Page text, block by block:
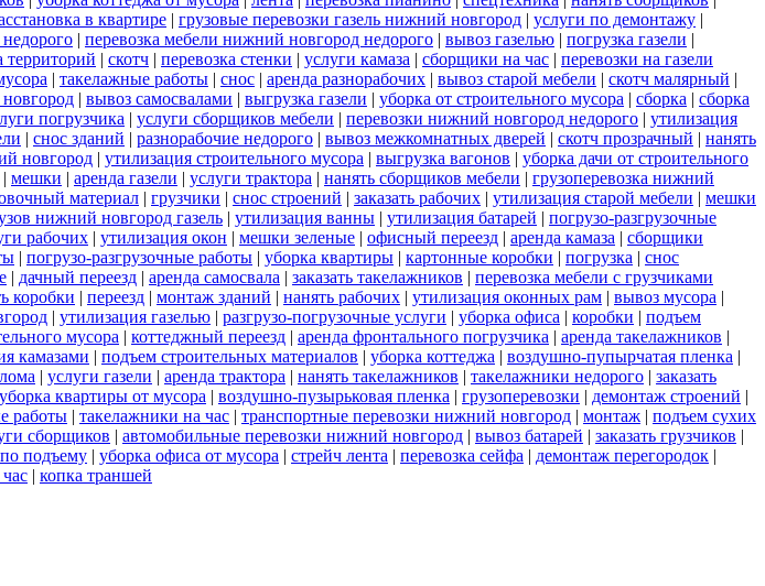
в квартире | грузовые перевозки газель нижний новгород | услуги по демонтажу |
| перевозка мебели нижний новгород недорого | вывоз газелью | погрузка газели |
территорий | скотч | перевозка стенки | услуги камаза | сборщики на час | перевозки на газели
| такелажные работы | снос | аренда разнорабочих | вывоз старой мебели | скотч малярный |
| вывоз самосвалами | выгрузка газели | уборка от строительного мусора | сборка | сборка
погрузчика | услуги сборщиков мебели | перевозки нижний новгород недорого | утилизация
| снос зданий | разнорабочие недорого | вывоз межкомнатных дверей | скотч прозрачный | нанять
новгород | утилизация строительного мусора | выгрузка вагонов | уборка дачи от строительного
| мешки | аренда газели | услуги трактора | нанять сборщиков мебели | грузоперевозка нижний
материал | грузчики | снос строений | заказать рабочих | утилизация старой мебели | мешки
нижний новгород газель | утилизация ванны | утилизация батарей | погрузо-разгрузочные
рабочих | утилизация окон | мешки зеленые | офисный переезд | аренда камаза | сборщики
| погрузо-разгрузочные работы | уборка квартиры | картонные коробки | погрузка | снос
| дачный переезд | аренда самосвала | заказать такелажников | перевозка мебели с грузчиками
коробки | переезд | монтаж зданий | нанять рабочих | утилизация оконных рам | вывоз мусора |
| утилизация газелью | разгрузо-погрузочные услуги | уборка офиса | коробки | подъем
мусора | коттеджный переезд | аренда фронтального погрузчика | аренда такелажников |
камазами | подъем строительных материалов | уборка коттеджа | воздушно-пупырчатая пленка |
| услуги газели | аренда трактора | нанять такелажников | такелажники недорого | заказать
уборка квартиры от мусора | воздушно-пузырьковая пленка | грузоперевозки | демонтаж строений |
работы | такелажники на час | транспортные перевозки нижний новгород | монтаж | подъем сухих
сборщиков | автомобильные перевозки нижний новгород | вывоз батарей | заказать грузчиков |
подъему | уборка офиса от мусора | стрейч лента | перевозка сейфа | демонтаж перегородок |
| копка траншей